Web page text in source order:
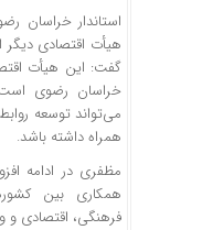
استاندار خراسان
هیأت اقتصادی دیگر
خراسان رضوی
می‌تواند توسعه
همراه داشته باشد.
مظفری در ادامه
همکاری بین
فرهنگی، اقتصادی و